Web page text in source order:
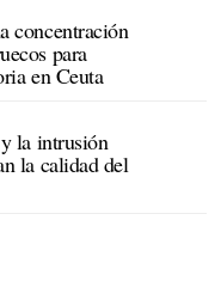
concentración
para
en Ceuta
la intrusión
la calidad del